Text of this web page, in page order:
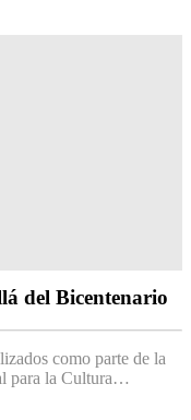
del Bicentenario
como parte de la
para la Cultura…